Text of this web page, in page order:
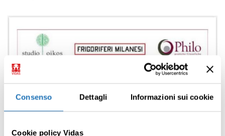
Consenso Dettagli Informazioni sui cookie
Cookie policy Vidas